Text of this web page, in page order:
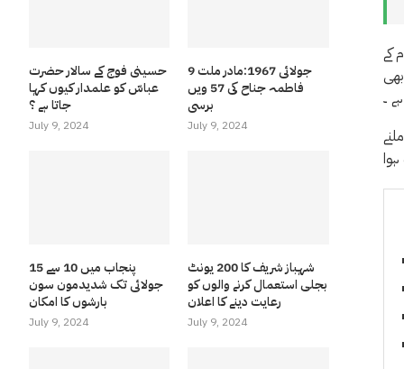
کے
حادثے میں 4 معصوم بچے بھی
۔
حسینی فوج کے سالار حضرت
عباسّ کو علمدار کیوں کہا
جاتا ہے ؟
July 9, 2024
9 جولائی 1967:مادر ملت
فاطمہ جناح کی 57 ویں
برسی
July 9, 2024
پنجاب میں 10 سے 15
جولائی تک شدیدمون سون
بارشوں کا امکان
July 9, 2024
شہباز شریف کا 200 یونٹ
بجلی استعمال کرنے والوں کو
رعایت دینے کا اعلان
July 9, 2024